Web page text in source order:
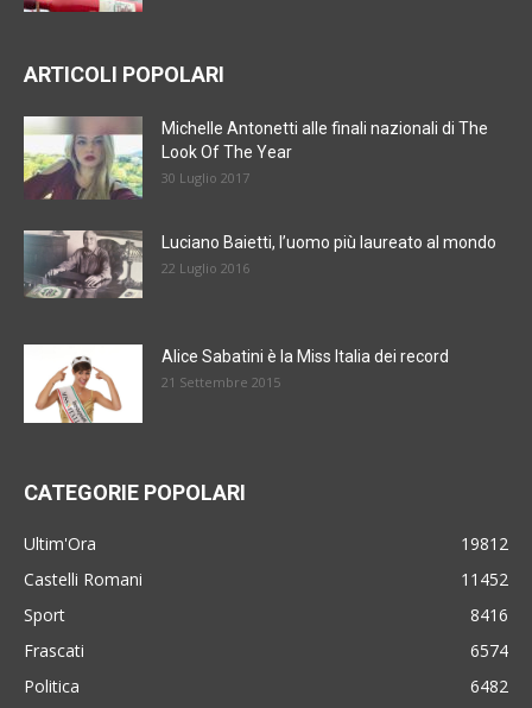
ARTICOLI POPOLARI
Michelle Antonetti alle finali nazionali di The
Look Of The Year
30 Luglio 2017
Luciano Baietti, l’uomo più laureato al mondo
22 Luglio 2016
Alice Sabatini è la Miss Italia dei record
21 Settembre 2015
CATEGORIE POPOLARI
Ultim'Ora
19812
Castelli Romani
11452
Sport
8416
Frascati
6574
Politica
6482